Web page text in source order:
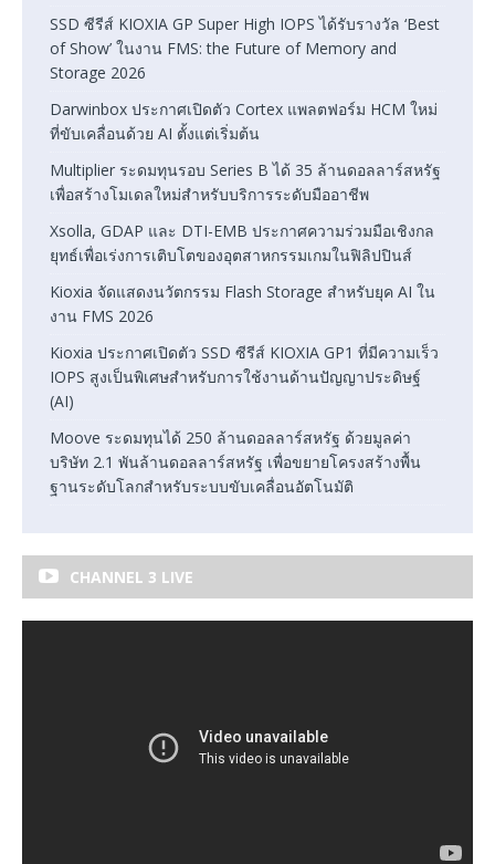
SSD ซีรีส์ KIOXIA GP Super High IOPS ได้รับรางวัล ‘Best
of Show’ ในงาน FMS: the Future of Memory and
Storage 2026
Darwinbox ประกาศเปิดตัว Cortex แพลตฟอร์ม HCM ใหม่
ที่ขับเคลื่อนด้วย AI ตั้งแต่เริ่มต้น
Multiplier ระดมทุนรอบ Series B ได้ 35 ล้านดอลลาร์สหรัฐ
เพื่อสร้างโมเดลใหม่สำหรับบริการระดับมืออาชีพ
Xsolla, GDAP และ DTI-EMB ประกาศความร่วมมือเชิงกล
ยุทธ์เพื่อเร่งการเติบโตของอุตสาหกรรมเกมในฟิลิปปินส์
Kioxia จัดแสดงนวัตกรรม Flash Storage สำหรับยุค AI ใน
งาน FMS 2026
Kioxia ประกาศเปิดตัว SSD ซีรีส์ KIOXIA GP1 ที่มีความเร็ว
IOPS สูงเป็นพิเศษสำหรับการใช้งานด้านปัญญาประดิษฐ์
(AI)
Moove ระดมทุนได้ 250 ล้านดอลลาร์สหรัฐ ด้วยมูลค่า
บริษัท 2.1 พันล้านดอลลาร์สหรัฐ เพื่อขยายโครงสร้างพื้น
ฐานระดับโลกสำหรับระบบขับเคลื่อนอัตโนมัติ
CHANNEL 3 LIVE